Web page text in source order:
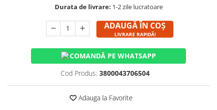
Durata de livrare: 1-2 zile lucratoare
ADAUGĂ ÎN COȘ
LIVRARE RAPIDĂ!
COMANDĂ PE WHATSAPP
Cod Produs: 3800043706504
Adauga la Favorite